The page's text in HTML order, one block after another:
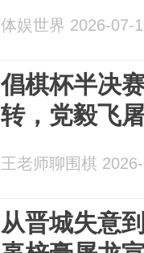
体娱世界 2026-07-
倡棋杯半决
转，党毅飞
王老师聊围棋
从晋城失意